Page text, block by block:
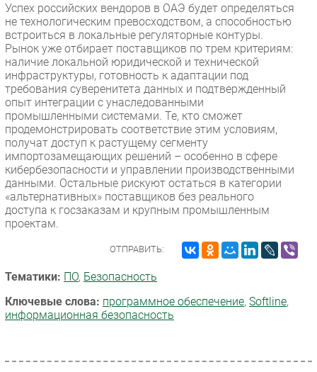
Успех российских вендоров в ОАЭ будет определяться
не технологическим превосходством, а способностью
встроиться в локальные регуляторные контуры.
Рынок уже отбирает поставщиков по трем критериям:
наличие локальной юридической и технической
инфраструктуры, готовность к адаптации под
требования суверенитета данных и подтвержденный
опыт интеграции с унаследованными
промышленными системами. Те, кто сможет
продемонстрировать соответствие этим условиям,
получат доступ к растущему сегменту
импортозамещающих решений – особенно в сфере
кибербезопасности и управлении производственными
данными. Остальные рискуют остаться в категории
«альтернативных» поставщиков без реального
доступа к госзаказам и крупным промышленным
проектам.
ОТПРАВИТЬ:
Тематики: ПО, Безопасность
Ключевые слова: программное обеспечение, Softline,
информационная безопасность